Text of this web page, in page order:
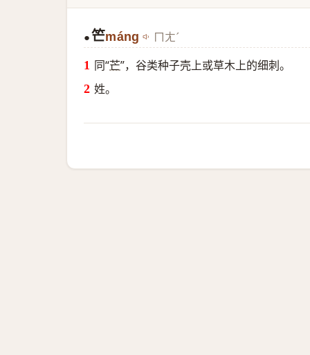
● 笀máng ㄇㄤˊ
同“芒”，谷类种子壳上或草木上的细刺。
姓。